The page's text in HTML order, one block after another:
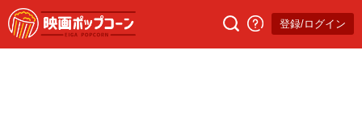
登録/ログイン